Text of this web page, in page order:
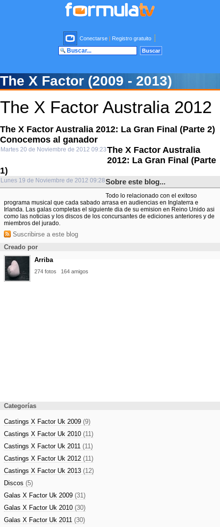
Conectarse | Registro gratuito
The X Factor (2009 - 2013)
The X Factor Australia 2012
The X Factor Australia 2012: La Gran Final (Parte 2)
Conocemos al ganador
Martes 20 de Noviembre de 2012 09:23The X Factor Australia
2012: La Gran Final (Parte
1)
Lunes 19 de Noviembre de 2012 09:28Sobre este blog...
Todo lo relacionado con el exitoso
programa musical que cada sabado arrasa en audiencias en Inglaterra e
Irlanda. Las galas completas el siguiente dia de su emision en Reino Unido asi
como las noticias y los discos de los concursantes de ediciones anteriores y de
miembros del jurado.
Suscribirse a este blog
Creado por
Arriba
274 fotos 164 amigos
Categorías
Castings X Factor Uk 2009 (9)
Castings X Factor Uk 2010 (11)
Castings X Factor Uk 2011 (11)
Castings X Factor Uk 2012 (11)
Castings X Factor Uk 2013 (12)
Discos (5)
Galas X Factor Uk 2009 (31)
Galas X Factor Uk 2010 (30)
Galas X Factor Uk 2011 (30)